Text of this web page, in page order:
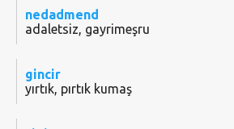
nedadmend
adaletsiz, gayrimeşru
gincir
yırtık, pırtık kumaş